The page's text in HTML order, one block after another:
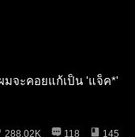
288.02K 118 145